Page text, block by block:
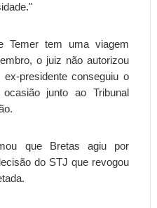
Temer tem uma viagem
o juiz não autorizou
presidente conseguiu o
junto ao Tribunal
que Bretas agiu por
do STJ que revogou